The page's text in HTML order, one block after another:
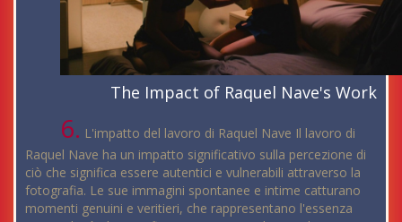
The Impact of Raquel Nave's Work
6. L'impatto del lavoro di Raquel Nave Il lavoro di
Raquel Nave ha un impatto significativo sulla percezione di
ciò che significa essere autentici e vulnerabili attraverso la
fotografia. Le sue immagini spontanee e intime catturano
momenti genuini e veritieri, che rappresentano l'essenza